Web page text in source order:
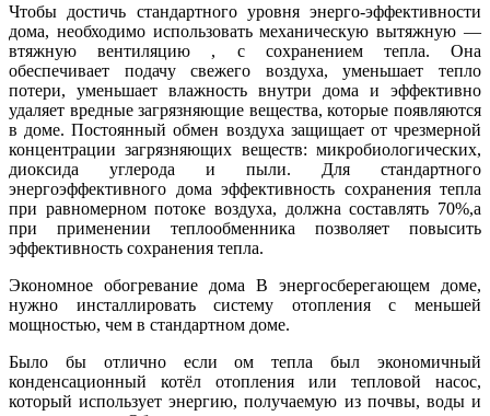
Чтобы достичь стандартного уровня энерго-эффективности
дома, необходимо использовать механическую вытяжную —
втяжную вентиляцию , с сохранением тепла. Она
обеспечивает подачу свежего воздуха, уменьшает тепло
потери, уменьшает влажность внутри дома и эффективно
удаляет вредные загрязняющие вещества, которые появляются
в доме. Постоянный обмен воздуха защищает от чрезмерной
концентрации загрязняющих веществ: микробиологических,
диоксида углерода и пыли. Для стандартного
энергоэффективного дома эффективность сохранения тепла
при равномерном потоке воздуха, должна составлять 70%,а
при применении теплообменника позволяет повысить
эффективность сохранения тепла.
Экономное обогревание дома В энергосберегающем доме,
нужно инсталлировать систему отопления с меньшей
мощностью, чем в стандартном доме.
Было бы отлично если ом тепла был экономичный
конденсационный котёл отопления или тепловой насос,
который использует энергию, получаемую из почвы, воды и